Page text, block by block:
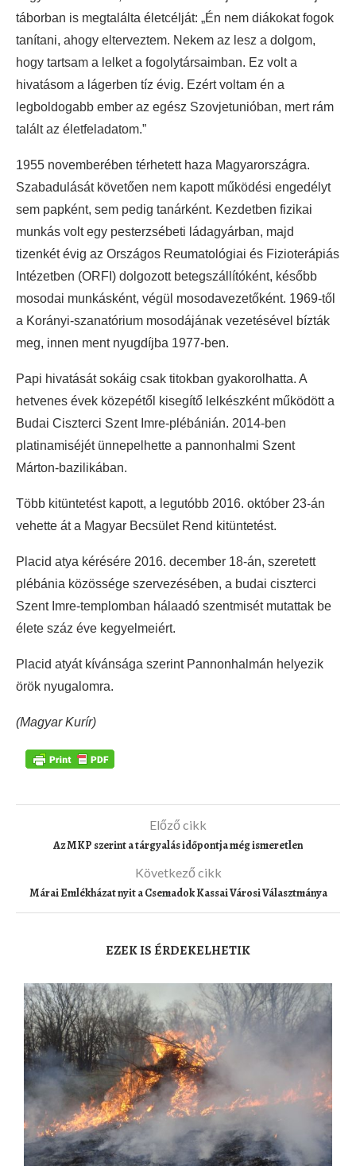
táborban is megtalálta életcélját: „Én nem diákokat fogok
tanítani, ahogy elterveztem. Nekem az lesz a dolgom,
hogy tartsam a lelket a fogolytársaimban. Ez volt a
hivatásom a lágerben tíz évig. Ezért voltam én a
legboldogabb ember az egész Szovjetunióban, mert rám
talált az életfeladatom.”
1955 novemberében térhetett haza Magyarországra.
Szabadulását követően nem kapott működési engedélyt
sem papként, sem pedig tanárként. Kezdetben fizikai
munkás volt egy pesterzsébeti ládagyárban, majd
tizenkét évig az Országos Reumatológiai és Fizioterápiás
Intézetben (ORFI) dolgozott betegszállítóként, később
mosodai munkásként, végül mosodavezetőként. 1969-től
a Korányi-szanatórium mosodájának vezetésével bízták
meg, innen ment nyugdíjba 1977-ben.
Papi hivatását sokáig csak titokban gyakorolhatta. A
hetvenes évek közepétől kisegítő lelkészként működött a
Budai Ciszterci Szent Imre-plébánián. 2014-ben
platinamiséjét ünnepelhette a pannonhalmi Szent
Márton-bazilikában.
Több kitüntetést kapott, a legutóbb 2016. október 23-án
vehette át a Magyar Becsület Rend kitüntetést.
Placid atya kérésére 2016. december 18-án, szeretett
plébánia közössége szervezésében, a budai ciszterci
Szent Imre-templomban hálaadó szentmisét mutattak be
élete száz éve kegyelmeiért.
Placid atyát kívánsága szerint Pannonhalmán helyezik
örök nyugalomra.
(Magyar Kurír)
Előző cikk
Az MKP szerint a tárgyalás időpontja még ismeretlen
Következő cikk
Márai Emlékházat nyit a Csemadok Kassai Városi Választmánya
EZEK IS ÉRDEKELHETIK